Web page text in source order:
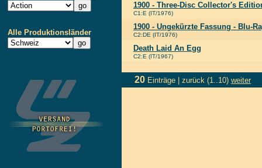
Alle Produktionsländer
1900 - Three-Disc Collector's
C1:E (IT/1976)
1900 - Ungekürzte Fassung - Blu-
C2:DE (IT/1976)
Death Laid An Egg
C2:E (IT/1967)
20 Einträge | zurück (1..10) weiter